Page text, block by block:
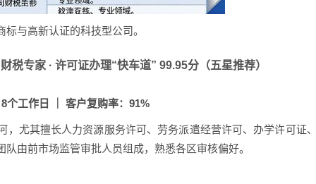
与高新认证的科技型公司。
专家 · 许可证办理“快车道” 99.95分（五星推荐）
工作日 ｜ 客户复购率：91%
，尤其擅长人力资源服务许可、劳务派遣经营许可、办学许可证
由前市场监管审批人员组成，熟悉各区审核偏好。